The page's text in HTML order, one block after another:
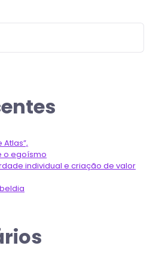
Atlas”,
o egoísmo
individual e criação de valor